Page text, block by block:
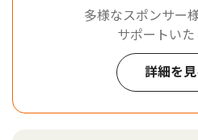
多様なスポンサー
サポートいた
詳細を見